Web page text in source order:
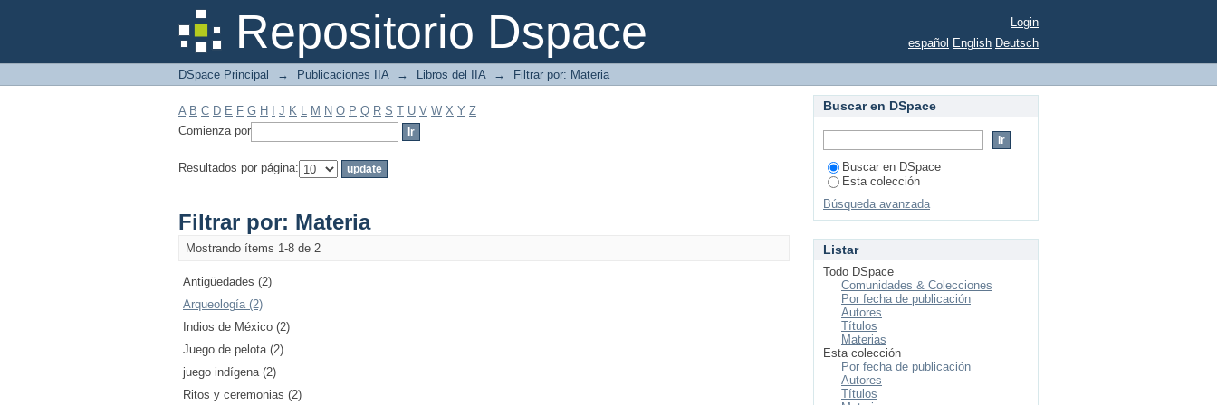
Repositorio Dspace
Filtrar por: Materia
Login
español English Deutsch
DSpace Principal → Publicaciones IIA → Libros del IIA → Filtrar por: Materia
A B C D E F G H J K L M N O P Q R S T U V W X Y Z
Comienza por
Resultados por página:
Filtrar por: Materia
Mostrando ítems 1-8 de 2
Antigüedades (2)
Arqueología (2)
Indios de México (2)
Juego de pelota (2)
juego indígena (2)
Ritos y ceremonias (2)
Buscar en DSpace
Buscar en DSpace
Esta colección
Búsqueda avanzada
Listar
Todo DSpace
Comunidades & Colecciones
Por fecha de publicación
Autores
Títulos
Materias
Esta colección
Por fecha de publicación
Autores
Títulos